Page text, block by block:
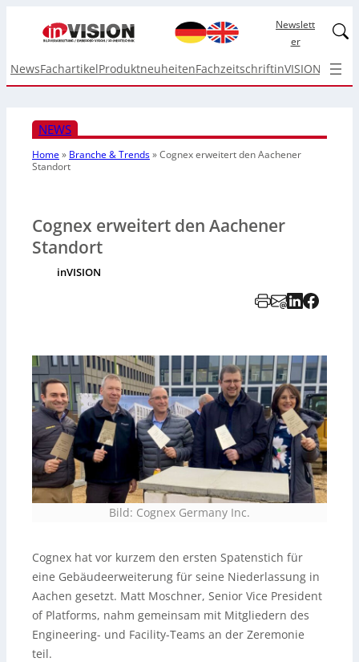
Newslett
er
NewsFachartikelProduktneuheitenFachzeitschriftinVISION Top
NEWS
Home» Branche & Trends»Cognex erweitert den Aachener
Standort
Cognex erweitert den Aachener
Standort
inVISION
Bild: Cognex Germany Inc.
Cognex hat vor kurzem den ersten Spatenstich für
eine Gebäudeerweiterung für seine Niederlassung in
Aachen gesetzt. Matt Moschner, Senior Vice President
of Platforms, nahm gemeinsam mit Mitgliedern des
Engineering- und Facility-Teams an der Zeremonie
teil.